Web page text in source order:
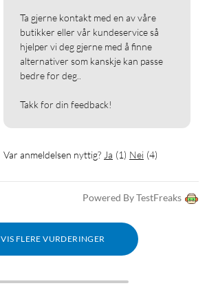
Ta gjerne kontakt med en av våre
butikker eller vår kundeservice så
hjelper vi deg gjerne med å finne
alternativer som kanskje kan passe
bedre for deg..
Takk for din feedback!
Var anmeldelsen nyttig? Ja (1) Nei (4)
Powered By TestFreaks
VIS FLERE VURDERINGER